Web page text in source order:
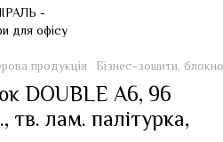
продукція Бізнес-зошити,
DOUBLE А6, 96
тв. лам. палітурка,